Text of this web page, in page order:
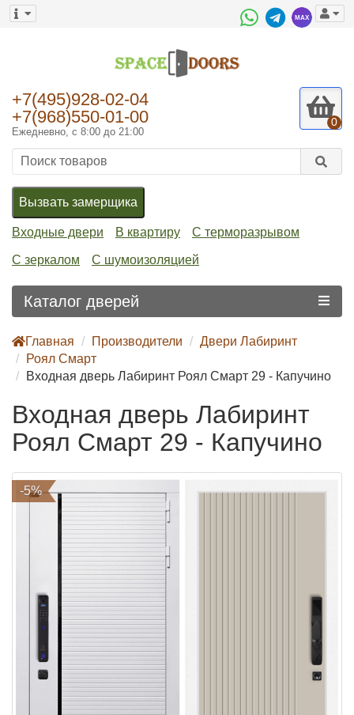
+7(495)928-02-04
+7(968)550-01-00
Ежедневно, с 8:00 до 21:00
0
Вызвать замерщика
Входные двери В квартиру С терморазрывом
С зеркалом С шумоизоляцией
Каталог дверей
Главная Производители
Двери Лабиринт
Роял Смарт
Входная дверь Лабиринт Роял Смарт 29 - Капучино
Входная дверь Лабиринт
Роял Смарт 29 - Капучино
-5%